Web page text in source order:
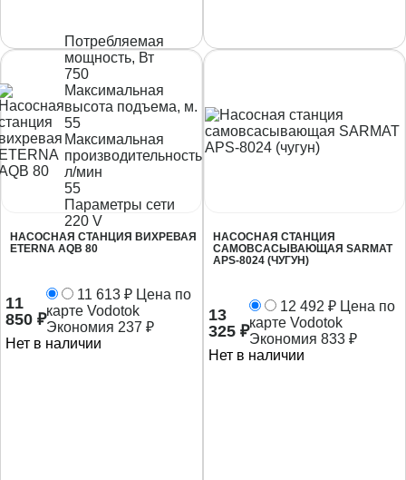
Потребляемая
мощность, Вт
750
Максимальная
высота подъема, м.
55
Максимальная
производительность,
л/мин
55
Параметры сети
220 V
НАСОСНАЯ СТАНЦИЯ ВИХРЕВАЯ
ETERNA AQB 80
11
850 ₽
11 613 ₽ Цена по
карте Vodotok
Экономия 237 ₽
Нет в наличии
НАСОСНАЯ СТАНЦИЯ
САМОВСАСЫВАЮЩАЯ SARMAT
APS-8024 (ЧУГУН)
13
325 ₽
12 492 ₽ Цена по
карте Vodotok
Экономия 833 ₽
Нет в наличии